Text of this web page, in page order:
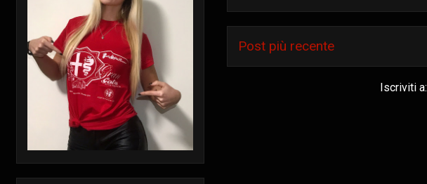
Post più recente
Iscriviti a: